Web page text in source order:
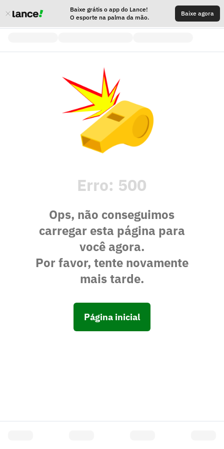
Baixe grátis o app do Lance!
O esporte na palma da mão.
Baixe agora
Erro: 500
Ops, não conseguimos
carregar esta página para
você agora.
Por favor, tente novamente
mais tarde.
Página inicial